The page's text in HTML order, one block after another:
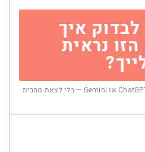
לבדוק איך
נראית